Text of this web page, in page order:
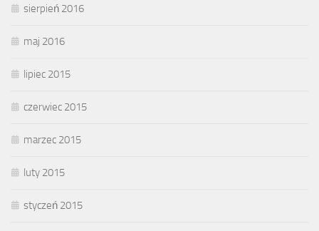
sierpień 2016
maj 2016
lipiec 2015
czerwiec 2015
marzec 2015
luty 2015
styczeń 2015